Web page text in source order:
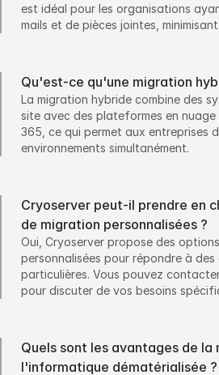
est idéal pour les organisations
mails et de pièces jointes,
Qu'est-ce qu'une migration
La migration hybride combine des
site avec des plateformes en
365, ce qui permet aux entreprises
environnements simultanément.
Cryoserver peut-il prendre en
de migration personnalisées ?
Oui, Cryoserver propose des
personnalisées pour répondre à
particulières. Vous pouvez
pour discuter de vos besoins
Quels sont les avantages de la
l'informatique dématérialisée ?